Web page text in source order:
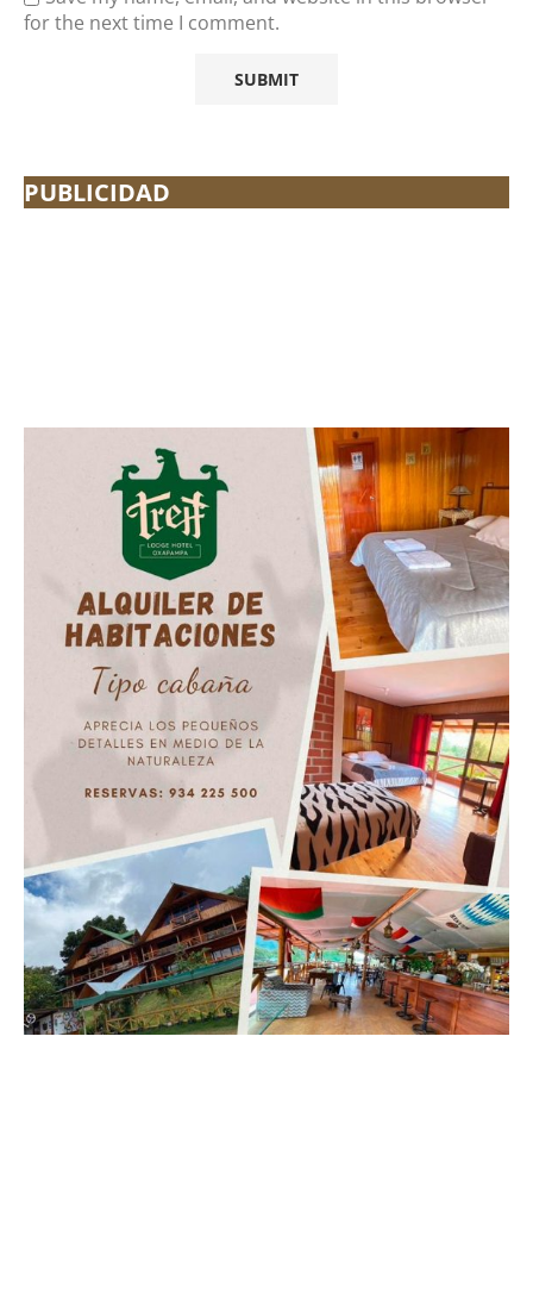
for the next time I comment.
PUBLICIDAD